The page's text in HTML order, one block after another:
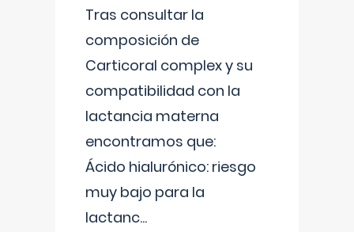
Tras consultar la
composición de
Carticoral complex y su
compatibilidad con la
lactancia materna
encontramos que:
Ácido hialurónico: riesgo
muy bajo para la
lactanc...